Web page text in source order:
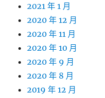
2021 年 1 月
2020 年 12 月
2020 年 11 月
2020 年 10 月
2020 年 9 月
2020 年 8 月
2019 年 12 月